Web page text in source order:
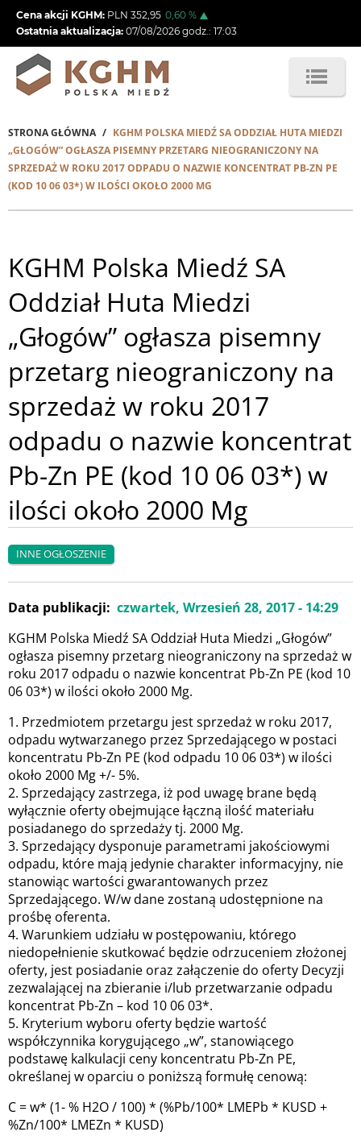
Przejdź
treści
Cena akcji KGHM: PLN 352,95 0,60 %
Ostatnia aktualizacja: 07/08/2026 godz.: 17:03
Ścieżka
nawigacyjna
STRONA GŁÓWNA
KGHM POLSKA MIEDŹ SA ODDZIAŁ HUTA MIEDZI
„GŁOGÓW” OGŁASZA PISEMNY PRZETARG NIEOGRANICZONY NA
SPRZEDAŻ W ROKU 2017 ODPADU O NAZWIE KONCENTRAT PB-ZN PE
(KOD 10 06 03*) W ILOŚCI OKOŁO 2000 MG
KGHM Polska Miedź SA
Oddział Huta Miedzi
„Głogów” ogłasza pisemny
przetarg nieograniczony na
sprzedaż w roku 2017
odpadu o nazwie koncentrat
Pb-Zn PE (kod 10 06 03*) w
ilości około 2000 Mg
INNE OGŁOSZENIE
Data publikacji
czwartek, Wrzesień 28, 2017 - 14:29
KGHM Polska Miedź SA Oddział Huta Miedzi „Głogów”
ogłasza pisemny przetarg nieograniczony na sprzedaż w
roku 2017 odpadu o nazwie koncentrat Pb-Zn PE (kod 10
06 03*) w ilości około 2000 Mg.
1. Przedmiotem przetargu jest sprzedaż w roku 2017,
odpadu wytwarzanego przez Sprzedającego w postaci
koncentratu Pb-Zn PE (kod odpadu 10 06 03*) w ilości
około 2000 Mg +/- 5%.
2. Sprzedający zastrzega, iż pod uwagę brane będą
wyłącznie oferty obejmujące łączną ilość materiału
posiadanego do sprzedaży tj. 2000 Mg.
3. Sprzedający dysponuje parametrami jakościowymi
odpadu, które mają jedynie charakter informacyjny, nie
stanowiąc wartości gwarantowanych przez
Sprzedającego. W/w dane zostaną udostępnione na
prośbę oferenta.
4. Warunkiem udziału w postępowaniu, którego
niedopełnienie skutkować będzie odrzuceniem złożonej
oferty, jest posiadanie oraz załączenie do oferty Decyzji
zezwalającej na zbieranie i/lub przetwarzanie odpadu
koncentrat Pb-Zn – kod 10 06 03*.
5. Kryterium wyboru oferty będzie wartość
współczynnika korygującego „w”, stanowiącego
podstawę kalkulacji ceny koncentratu Pb-Zn PE,
określanej w oparciu o poniższą formułę cenową:
C = w* (1- % H2O / 100) * (%Pb/100* LMEPb * KUSD +
%Zn/100* LMEZn * KUSD)